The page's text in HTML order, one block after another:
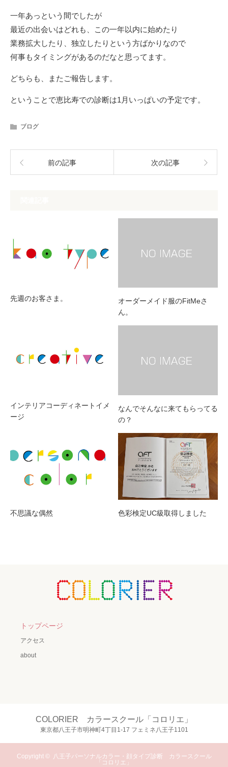
一年あっという間でしたが
最近の出会いはどれも、この一年以内に始めたり
業務拡大したり、独立したりという方ばかりなので
何事もタイミングがあるのだなと思ってます。
どちらも、またご報告します。
ということで恵比寿での診断は1月いっぱいの予定です。
ブログ
前の記事 次の記事
先週のお客さま。
オーダーメイド服のFitMeさ
ん。
インテリアコーディネートイメ
ージ
なんでそんなに来てもらってる
の？
不思議な偶然 色彩検定UC級取得しました
トップページ
アクセス
about
COLORIER カラースクール「コロリエ」
東京都八王子市明神町4丁目1-17 フェミネ八王子1101
Copyright © 八王子パーソナルカラー・顔タイプ診断 カラースクール
「コロリエ」